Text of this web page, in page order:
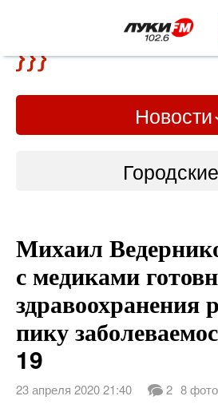
Новости
Городские
Слово
ВТРК
Михаил
с медиками
здравоохранения
пику
19
23 апреля 2020 21:40 2 8 фото